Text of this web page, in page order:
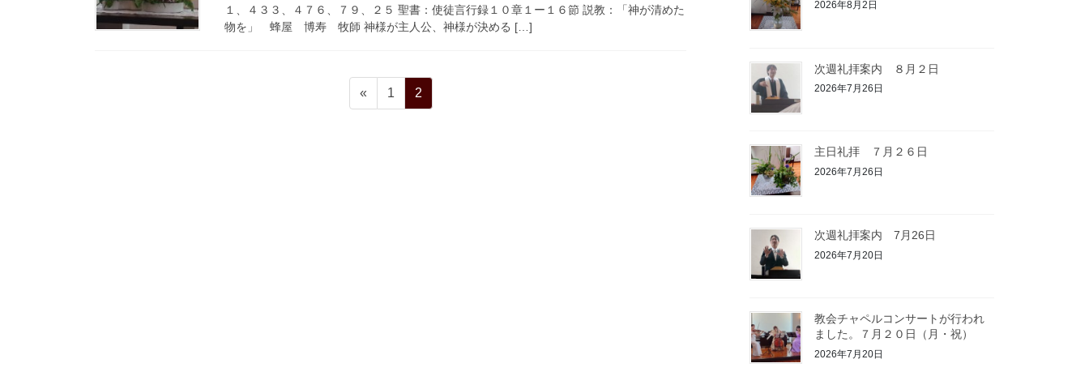
１、４３３、４７６、７９、２５ 聖書：使徒言行録１０章１ー１６節 説教：「神が清めた
物を」 蜂屋 博寿 牧師 神様が主人公、神様が決める […]
«
固
定
1
固
定
2
2026年8月2日
次週礼拝案内 ８月２日
2026年7月26日
主日礼拝 ７月２６日
2026年7月26日
次週礼拝案内 7月26日
2026年7月20日
教会チャペルコンサートが行われ
ました。７月２０日（月・祝）
2026年7月20日